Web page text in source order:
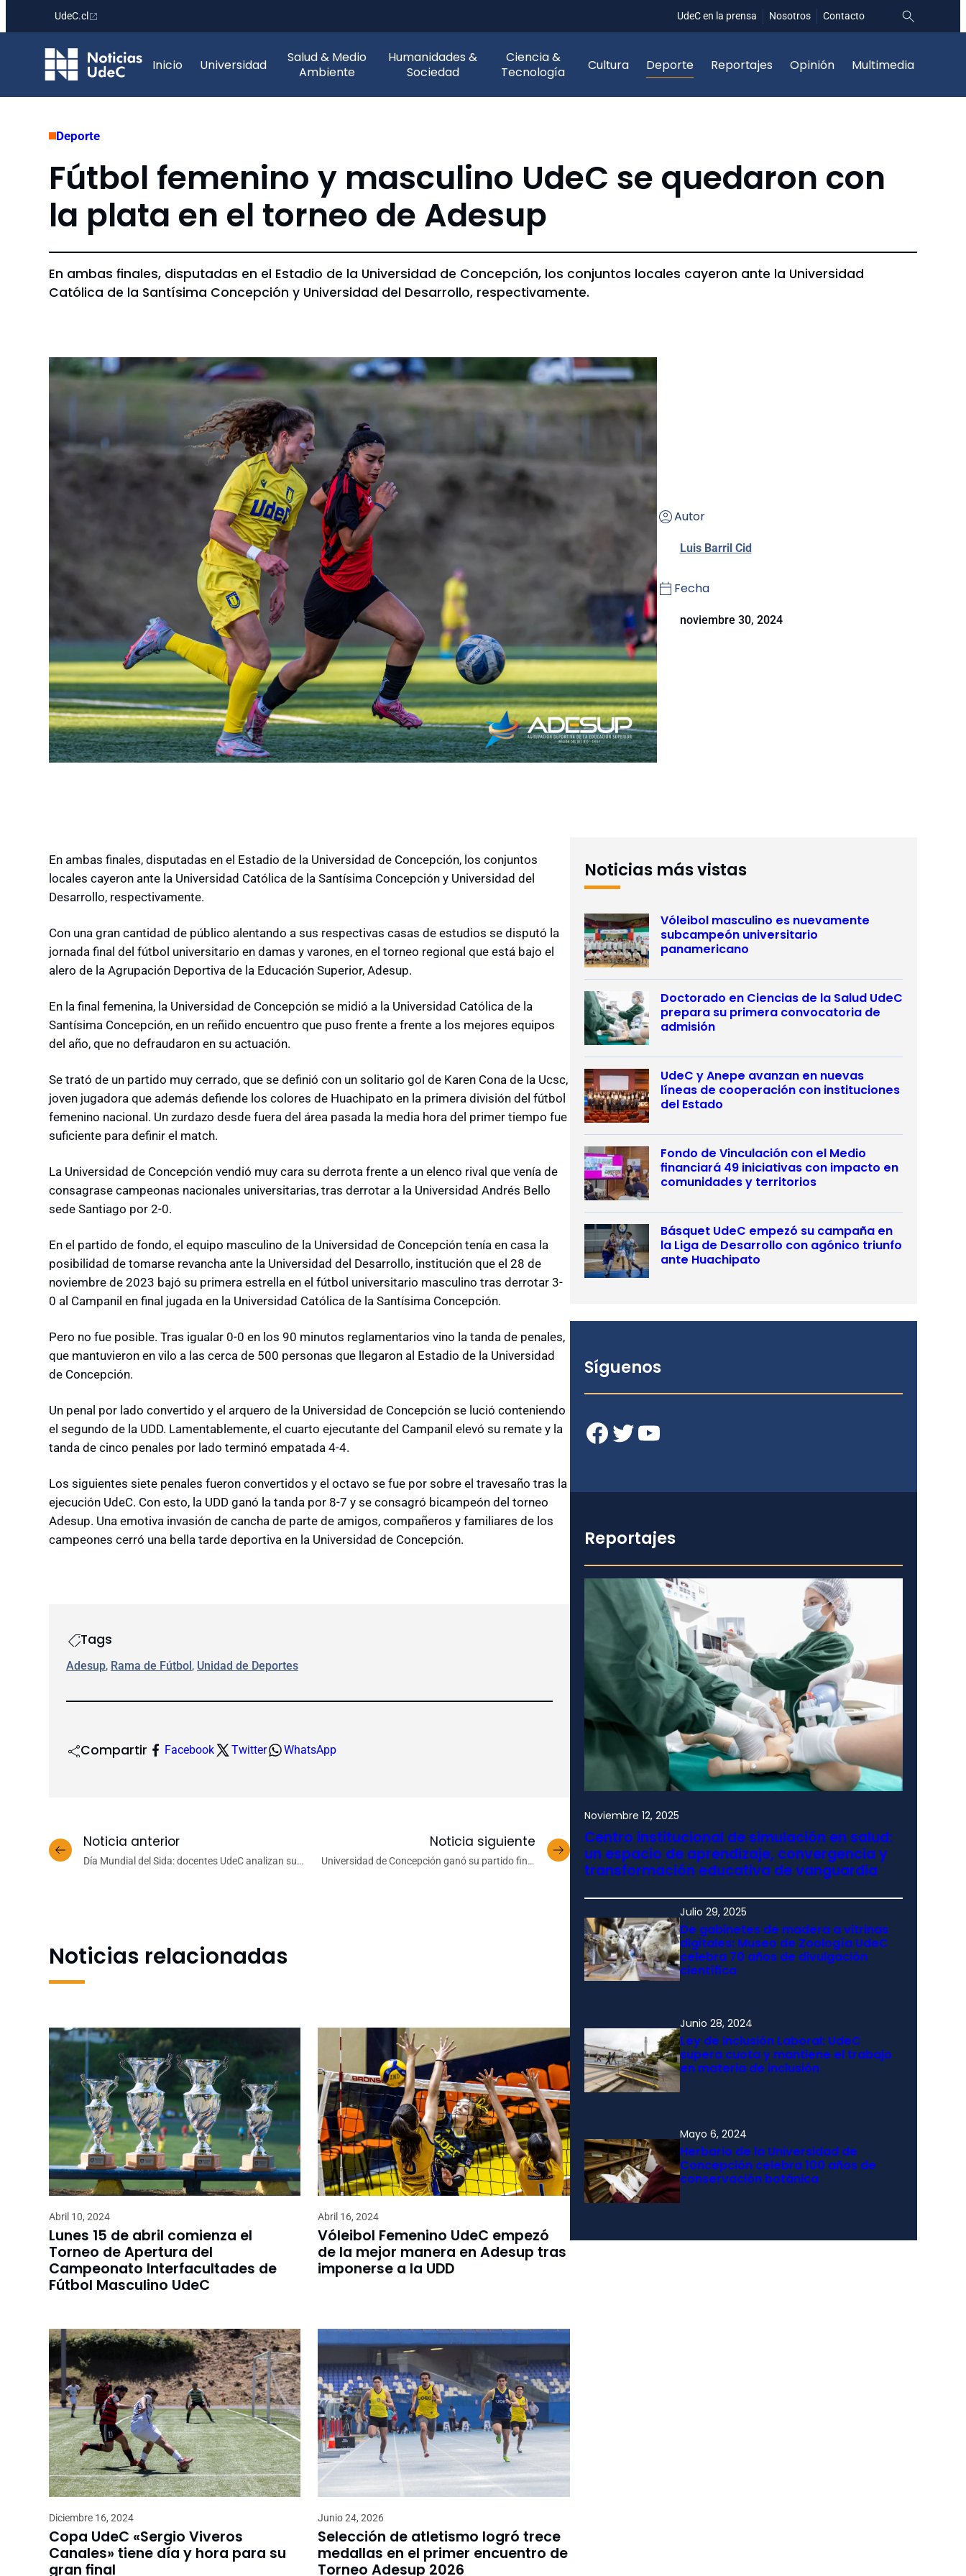
contenido
UdeC.cl UdeC en la prensa Nosotros Contacto
Inicio Universidad
Salud & Medio
Ambiente
Humanidades &
Sociedad
Ciencia &
Tecnología
Cultura Deporte Reportajes Opinión Multimedia
Deporte
Fútbol femenino y masculino UdeC se quedaron con
la plata en el torneo de Adesup
En ambas finales, disputadas en el Estadio de la Universidad de Concepción, los conjuntos locales cayeron ante la Universidad
Católica de la Santísima Concepción y Universidad del Desarrollo, respectivamente.
Autor
Luis Barril Cid
Fecha
noviembre 30, 2024
En ambas finales, disputadas en el Estadio de la Universidad de Concepción, los conjuntos
locales cayeron ante la Universidad Católica de la Santísima Concepción y Universidad del
Desarrollo, respectivamente.
Con una gran cantidad de público alentando a sus respectivas casas de estudios se disputó la
jornada final del fútbol universitario en damas y varones, en el torneo regional que está bajo el
alero de la Agrupación Deportiva de la Educación Superior, Adesup.
En la final femenina, la Universidad de Concepción se midió a la Universidad Católica de la
Santísima Concepción, en un reñido encuentro que puso frente a frente a los mejores equipos
del año, que no defraudaron en su actuación.
Se trató de un partido muy cerrado, que se definió con un solitario gol de Karen Cona de la Ucsc,
joven jugadora que además defiende los colores de Huachipato en la primera división del fútbol
femenino nacional. Un zurdazo desde fuera del área pasada la media hora del primer tiempo fue
suficiente para definir el match.
La Universidad de Concepción vendió muy cara su derrota frente a un elenco rival que venía de
consagrase campeonas nacionales universitarias, tras derrotar a la Universidad Andrés Bello
sede Santiago por 2-0.
En el partido de fondo, el equipo masculino de la Universidad de Concepción tenía en casa la
posibilidad de tomarse revancha ante la Universidad del Desarrollo, institución que el 28 de
noviembre de 2023 bajó su primera estrella en el fútbol universitario masculino tras derrotar 3-
0 al Campanil en final jugada en la Universidad Católica de la Santísima Concepción.
Pero no fue posible. Tras igualar 0-0 en los 90 minutos reglamentarios vino la tanda de penales,
que mantuvieron en vilo a las cerca de 500 personas que llegaron al Estadio de la Universidad
de Concepción.
Un penal por lado convertido y el arquero de la Universidad de Concepción se lució conteniendo
el segundo de la UDD. Lamentablemente, el cuarto ejecutante del Campanil elevó su remate y la
tanda de cinco penales por lado terminó empatada 4-4.
Los siguientes siete penales fueron convertidos y el octavo se fue por sobre el travesaño tras la
ejecución UdeC. Con esto, la UDD ganó la tanda por 8-7 y se consagró bicampeón del torneo
Adesup. Una emotiva invasión de cancha de parte de amigos, compañeros y familiares de los
campeones cerró una bella tarde deportiva en la Universidad de Concepción.
Tags
Adesup, Rama de Fútbol , Unidad de Deportes
Compartir Facebook Twitter WhatsApp
Noticia anterior
Día Mundial del Sida: docentes UdeC analizan su
Noticia siguiente
Universidad de Concepción ganó su partido final
Noticias relacionadas
Abril 10, 2024
Lunes 15 de abril comienza el
Torneo de Apertura del
Campeonato Interfacultades de
Fútbol Masculino UdeC
Abril 16, 2024
Vóleibol Femenino UdeC empezó
de la mejor manera en Adesup tras
imponerse a la UDD
Diciembre 16, 2024
Copa UdeC «Sergio Viveros
Canales» tiene día y hora para su
gran final
Junio 24, 2026
Selección de atletismo logró trece
medallas en el primer encuentro de
Torneo Adesup 2026
Noticias más vistas
Vóleibol masculino es nuevamente
subcampeón universitario
panamericano
Doctorado en Ciencias de la Salud UdeC
prepara su primera convocatoria de
admisión
UdeC y Anepe avanzan en nuevas
líneas de cooperación con instituciones
del Estado
Fondo de Vinculación con el Medio
financiará 49 iniciativas con impacto en
comunidades y territorios
Básquet UdeC empezó su campaña en
la Liga de Desarrollo con agónico triunfo
ante Huachipato
Síguenos
Facebook Twitter YouTube
Reportajes
Noviembre 12, 2025
Centro institucional de simulación en salud:
un espacio de aprendizaje, convergencia y
transformación educativa de vanguardia
Julio 29, 2025
De gabinetes de madera a vitrinas
digitales: Museo de Zoología UdeC
celebra 70 años de divulgación
científica
Junio 28, 2024
Ley de Inclusión Laboral: UdeC
supera cuota y mantiene el trabajo
en materia de inclusión
Mayo 6, 2024
Herbario de la Universidad de
Concepción celebra 100 años de
conservación botánica